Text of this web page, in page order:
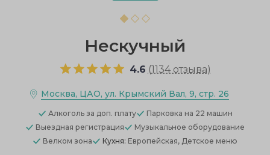
Нескучный
4.6 (1134 отзыва)
Москва, ЦАО, ул. Крымский Вал, 9, стр. 26
Алкоголь за доп. плату Парковка на 22 машин
Выездная регистрация
Музыкальное оборудование
Велком зона
Кухня: Европейская, Детское меню